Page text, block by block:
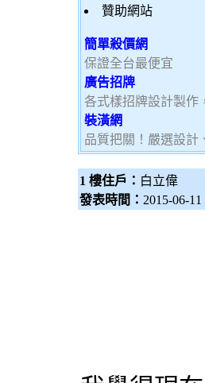
贊助網站
簡單殺價網
保證全台最便宜
廣告招牌
各式樣招牌設計製作
裝潢網
品質把關！嚴選設計
1 樓住戶： 白立偉
發表時間： 2015-06-11